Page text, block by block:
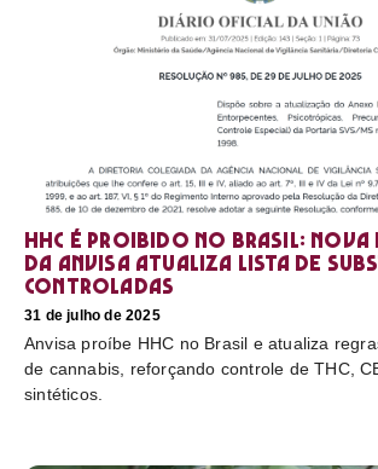
HHC é proibido no Brasil:
da Anvisa atualiza lista de
controladas
31 de julho de 2025
Anvisa proíbe HHC no Brasil e atualiza
de cannabis, reforçando controle de THC,
sintéticos.